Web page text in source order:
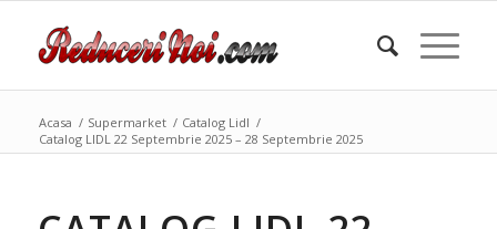
Acasa / Supermarket / Catalog Lidl /
Catalog LIDL 22 Septembrie 2025 – 28 Septembrie 2025